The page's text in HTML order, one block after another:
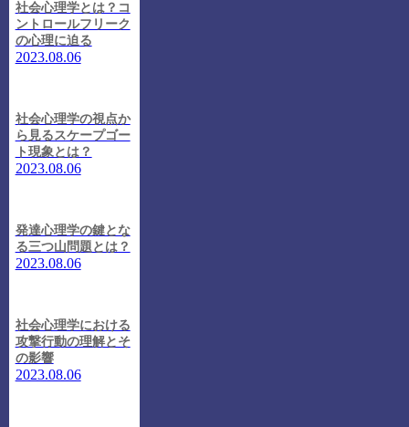
社会心理学とは？コ
ントロールフリーク
の心理に迫る
2023.08.06
社会心理学の視点か
ら見るスケープゴー
ト現象とは？
2023.08.06
発達心理学の鍵とな
る三つ山問題とは？
2023.08.06
社会心理学における
攻撃行動の理解とそ
の影響
2023.08.06